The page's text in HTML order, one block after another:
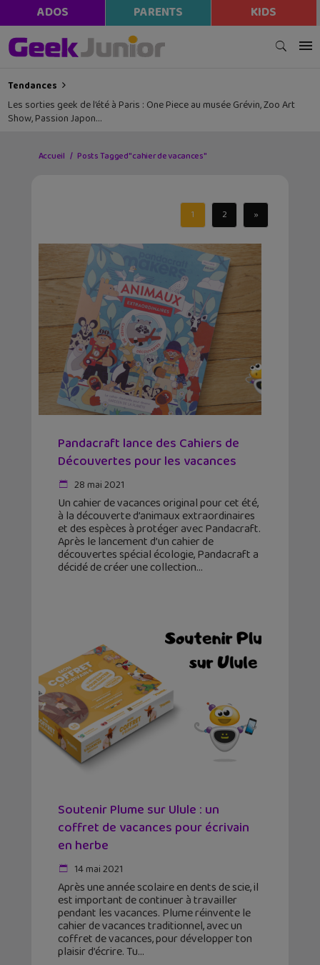
ADOS PARENTS KIDS
Tendances
Les sorties geek de l’été à Paris : One Piece au musée Grévin, Zoo Art
Show, Passion Japon…
Accueil Posts Tagged "cahier de vacances"
1 2 »
Pandacraft lance des Cahiers de
Découvertes pour les vacances
28 mai 2021
Un cahier de vacances original pour cet été,
à la découverte d’animaux extraordinaires
et des espèces à protéger avec Pandacraft.
Après le lancement d’un cahier de
découvertes spécial écologie, Pandacraft a
décidé de créer une collection
Soutenir Plume sur Ulule : un
coffret de vacances pour écrivain
en herbe
14 mai 2021
Après une année scolaire en dents de scie, il
est important de continuer à travailler
pendant les vacances. Plume réinvente le
cahier de vacances traditionnel, avec un
coffret de vacances, pour développer ton
plaisir d’écrire. Tu